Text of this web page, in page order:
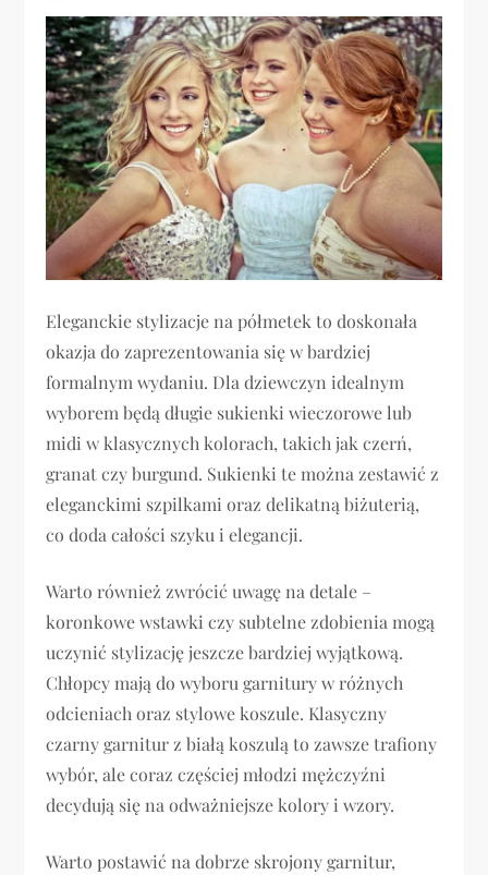
Eleganckie stylizacje na półmetek to doskonała
okazja do zaprezentowania się w bardziej
formalnym wydaniu. Dla dziewczyn idealnym
wyborem będą długie sukienki wieczorowe lub
midi w klasycznych kolorach, takich jak czerń,
granat czy burgund. Sukienki te można zestawić z
eleganckimi szpilkami oraz delikatną biżuterią,
co doda całości szyku i elegancji.
Warto również zwrócić uwagę na detale –
koronkowe wstawki czy subtelne zdobienia mogą
uczynić stylizację jeszcze bardziej wyjątkową.
Chłopcy mają do wyboru garnitury w różnych
odcieniach oraz stylowe koszule. Klasyczny
czarny garnitur z białą koszulą to zawsze trafiony
wybór, ale coraz częściej młodzi mężczyźni
decydują się na odważniejsze kolory i wzory.
Warto postawić na dobrze skrojony garnitur,